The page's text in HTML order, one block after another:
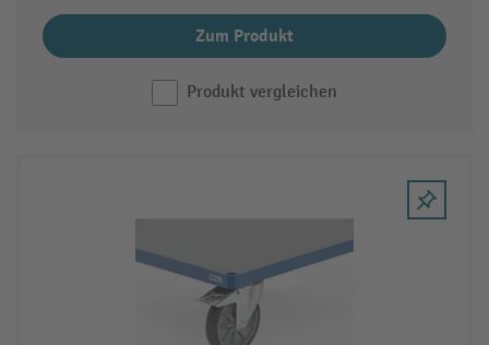
Zum Produkt
Produkt vergleichen